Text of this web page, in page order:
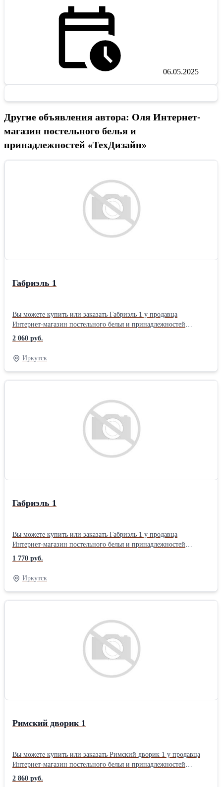
06.05.2025
Другие объявления автора: Оля Интернет-
магазин постельного белья и
принадлежностей «ТехДизайн»
Габриэль 1
Вы можете купить или заказать Габриэль 1 у продавца
Интернет-магазин постельного белья и принадлежностей
«ТехДизайн» ( Иркутск )Тип ткани: Перкаль материал: Перкаль
цвет: Розовый позиционирование: Для женщин тематика:
Орнамент Размер: 2,0 упаковка: Книжка ПВХ комплектация:
Стандартная Плотность ткани: 110 гр/м Тип простыни КПБ:
Стандарт (бесшовная) Застежка на пододеяльнике КПБ: Разрез (в
2 060 руб.
Иркутск
Габриэль 1
Вы можете купить или заказать Габриэль 1 у продавца
Интернет-магазин постельного белья и принадлежностей
«ТехДизайн» ( Иркутск )Тип ткани: Перкаль материал: Перкаль
цвет: Розовый позиционирование: Для женщин тематика:
Орнамент Размер: 1,5 упаковка: Книжка ПВХ комплектация:
Стандартная Плотность ткани: 110 гр/м Тип простыни КПБ:
Стандарт (бесшовная) Застежка на пододеяльнике КПБ: Разрез (в
1 770 руб.
Иркутск
Римский дворик 1
Вы можете купить или заказать Римский дворик 1 у продавца
Интернет-магазин постельного белья и принадлежностей
«ТехДизайн» ( Иркутск )Размер: Семейные Тип ткани: Перкаль
материал: Перкаль цвет: Зеленый позиционирование: Унисекс
2 860 руб.